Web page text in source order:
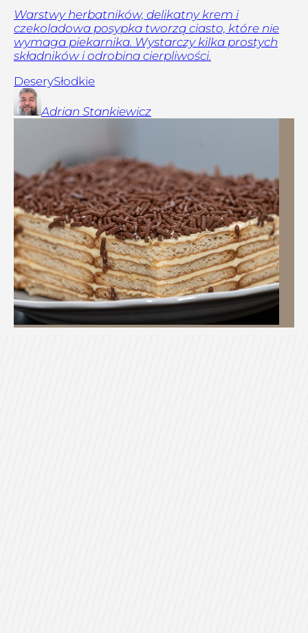
Warstwy herbatników, delikatny krem i
czekoladowa posypka tworzą ciasto, które nie
wymaga piekarnika. Wystarczy kilka prostych
składników i odrobina cierpliwości.
DeserySłodkie
Adrian Stankiewicz